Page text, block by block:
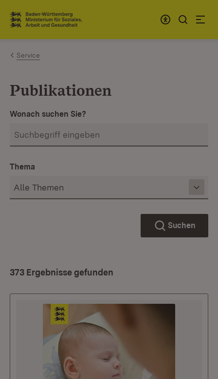
Zum Inhalt springen
Link zur Startseite
Service
Publikationen
Wonach suchen Sie?
Thema
Suchen
373 Ergebnisse gefunden